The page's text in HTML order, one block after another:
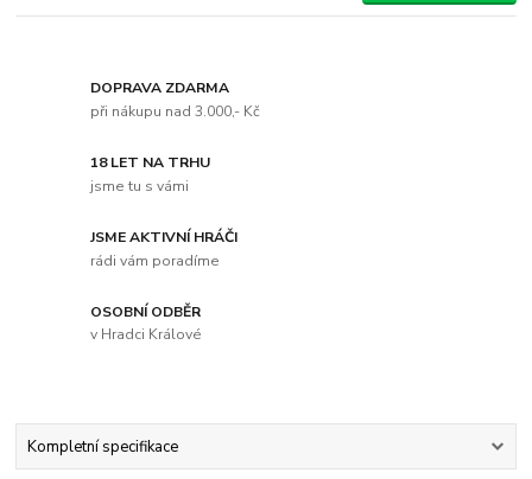
DOPRAVA ZDARMA
při nákupu nad 3.000,- Kč
18 LET NA TRHU
jsme tu s vámi
JSME AKTIVNÍ HRÁČI
rádi vám poradíme
OSOBNÍ ODBĚR
v Hradci Králové
Kompletní specifikace